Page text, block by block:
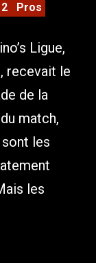
Pros
Ligue,
recevait le
de la
match,
les
les